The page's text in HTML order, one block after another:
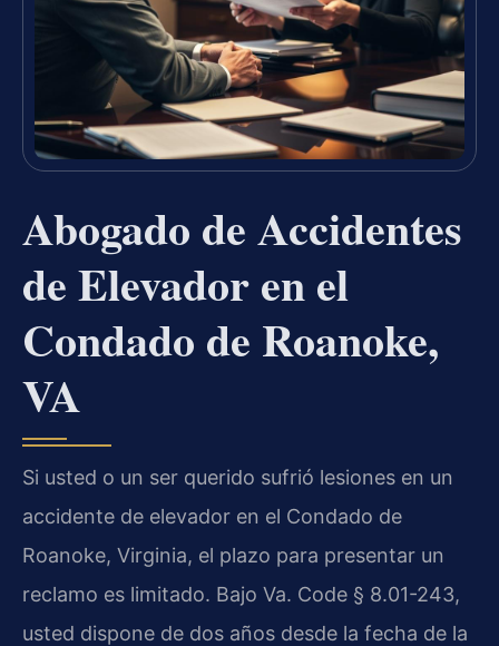
Abogado de Accidentes
de Elevador en el
Condado de Roanoke,
VA
Si usted o un ser querido sufrió lesiones en un
accidente de elevador en el Condado de
Roanoke, Virginia, el plazo para presentar un
reclamo es limitado. Bajo Va. Code § 8.01-243,
usted dispone de dos años desde la fecha de la